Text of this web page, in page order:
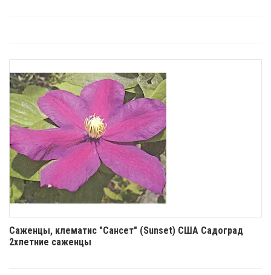
Саженцы, клематис "Сансет" (Sunset) США Садоград
2хлетние саженцы